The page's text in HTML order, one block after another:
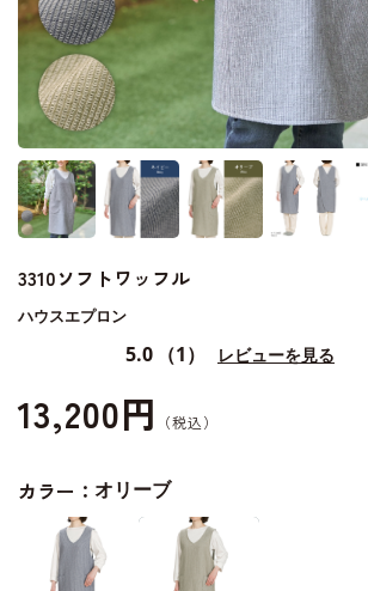
3310ソフトワッフル
ハウスエプロン
5.0 （1） レビューを見る
13,200円
カラー： オリーブ